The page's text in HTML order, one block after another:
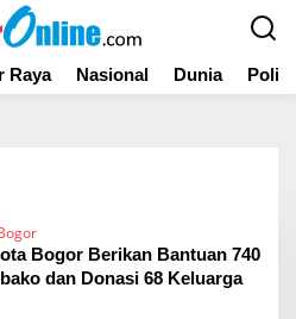
Raya Nasional Dunia
Bogor Berikan Bantuan 740
dan Donasi 68 Keluarga